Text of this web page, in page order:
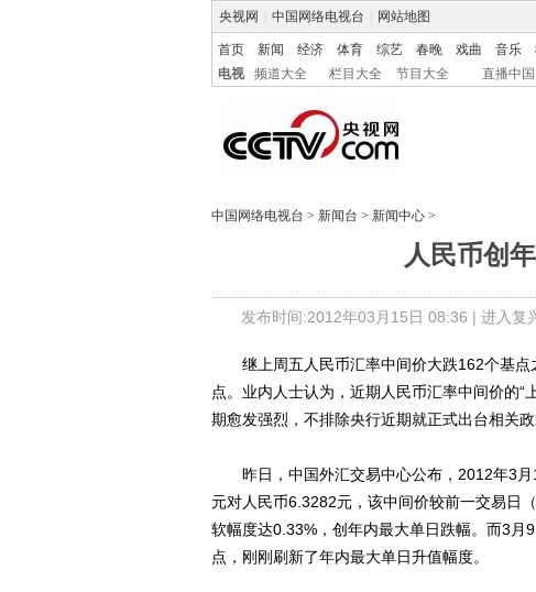
央视网 中国网络电视台 网站地图
首页 新闻 经济 体育 综艺 春晚 戏曲 音乐
电视
频道大全 栏目大全 节目大全 直播中国
中国网络电视台 > 新闻台 > 新闻中心 >
人民币创
发布时间:2012年03月15日 08:36 | 进入复
继上周五人民币汇率中间价大跌162个基点
点。业内人士认为，近期人民币汇率中间价的
期愈发强烈，不排除央行近期就正式出台相关政
昨日，中国外汇交易中心公布，2012年3月
元对人民币6.3282元，该中间价较前一交易日
软幅度达0.33%，创年内最大单日跌幅。而3
点，刚刚刷新了年内最大单日升值幅度。